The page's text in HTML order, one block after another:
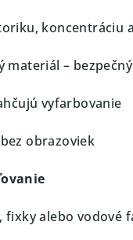
koncentráciu
materiál –
vyfarbovanie
obrazoviek
fixky alebo vodové